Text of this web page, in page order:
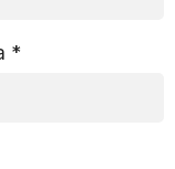
*